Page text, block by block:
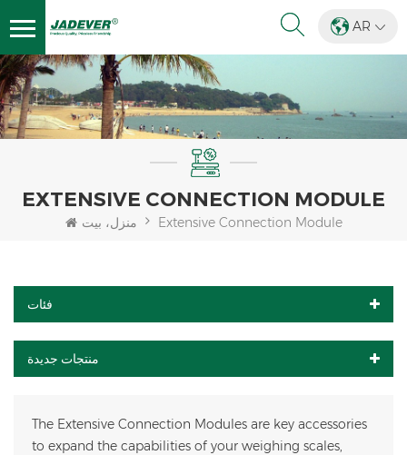
AR
EXTENSIVE CONNECTION MODULE
منزل، بيت Extensive Connection Module
فئات
منتجات جديدة
The Extensive Connection Modules are key accessories
to expand the capabilities of your weighing scales,